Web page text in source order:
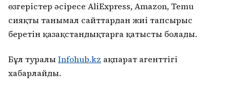
өзгерістер әсіресе AliExpress, Amazon, Temu
сияқты танымал сайттардан жиі тапсырыс
беретін қазақстандықтарға қатысты болады.
Бұл туралыInfohub.kz ақпарат агенттігі
хабарлайды.